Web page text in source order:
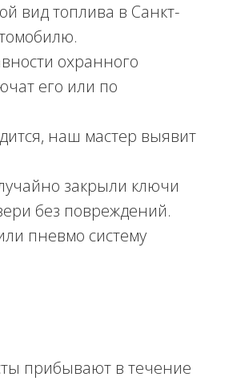
вид топлива в Санкт-
охранного
его или по
наш мастер выявит
закрыли ключи
без повреждений.
пневмо систему
прибывают в течение